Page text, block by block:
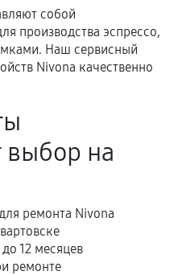
датой, перечнем
комплектующие
собой
производства эспрессо,
Наш сервисный
Nivona качественно
выбор на
ремонта Nivona
12 месяцев
ремонте